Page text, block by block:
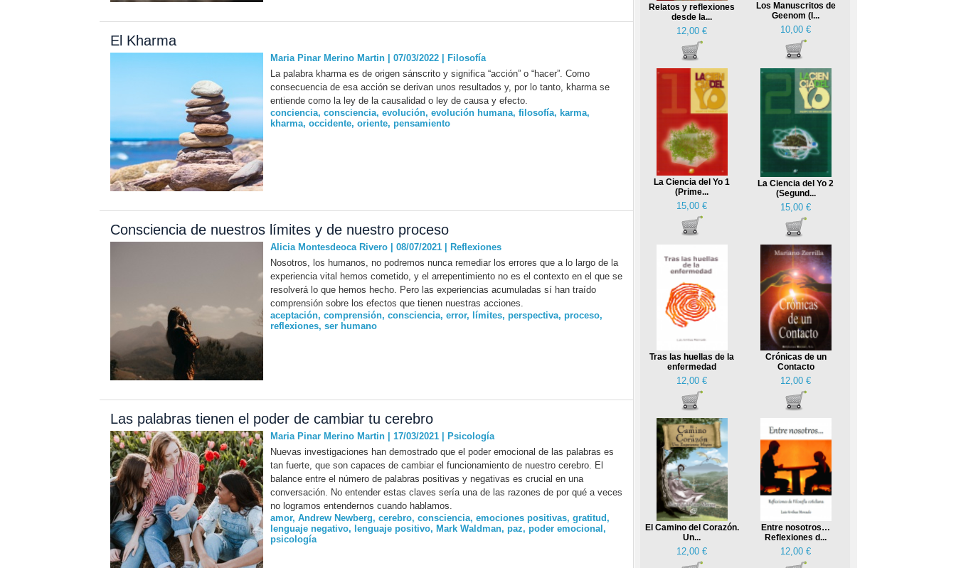
El Kharma
Maria Pinar Merino Martin | 07/03/2022|
Filosofía
La palabra kharma es de origen sánscrito y significa “acción” o “hacer”. Como
consecuencia de esa acción se derivan unos resultados y, por lo tanto, kharma se
entiende como la ley de la causalidad o ley de causa y efecto.
conciencia, consciencia, evolución, evolución humana, filosofía, karma,
kharma, occidente, oriente, pensamiento
Consciencia de nuestros límites y de nuestro proceso
Alicia Montesdeoca Rivero | 08/07/2021|
Reflexiones
Nosotros, los humanos, no podremos nunca remediar los errores que a lo largo de la
experiencia vital hemos cometido, y el arrepentimiento no es el contexto en el que se
resolverá lo que hemos hecho. Pero las experiencias acumuladas sí han traído
comprensión sobre los efectos que tienen nuestras acciones.
aceptación, comprensión, consciencia, error, límites, perspectiva, proceso,
reflexiones, ser humano
Las palabras tienen el poder de cambiar tu cerebro
Maria Pinar Merino Martin | 17/03/2021|
Psicología
Nuevas investigaciones han demostrado que el poder emocional de las palabras es
tan fuerte, que son capaces de cambiar el funcionamiento de nuestro cerebro. El
balance entre el número de palabras positivas y negativas es crucial en una
conversación. No entender estas claves sería una de las razones de por qué a veces
no logramos entendernos cuando hablamos.
amor, Andrew Newberg, cerebro, consciencia, emociones positivas, gratitud ,
lenguaje negativo, lenguaje positivo, Mark Waldman, paz, poder emocional ,
psicología
Relatos y reflexiones
desde la...
12,00 €
Los Manuscritos de
Geenom (I...
10,00 €
La Ciencia del Yo 1
(Prime...
15,00 €
La Ciencia del Yo 2
(Segund...
15,00 €
Tras las huellas de la
enfermedad
12,00 €
Crónicas de un
Contacto
12,00 €
El Camino del Corazón.
Un...
12,00 €
Entre nosotros…
Reflexiones d...
12,00 €